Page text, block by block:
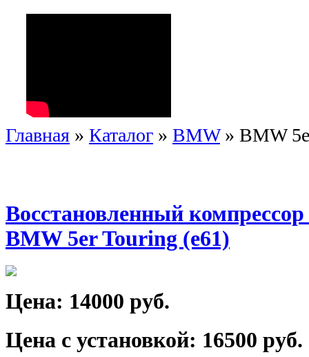
Главная » Каталог » BMW» BMW
Восстановленный
BMW 5er Touring (e61)
Цена: 14000 руб.
Цена с установкой: 16500 руб.